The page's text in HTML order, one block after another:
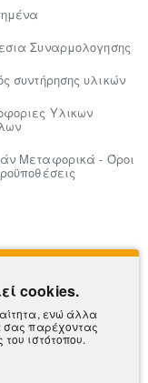
Συναρμολογησης
συντήρησης υλικών
Υλικων
Μεταφορικά - Όροι
cookies.
ενώ άλλα
σας παρέχοντας
ιστότοπου.